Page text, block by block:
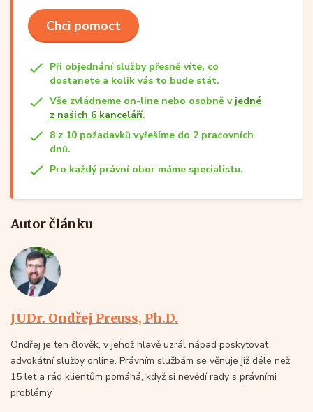
Chci pomoct
Při objednání služby přesně víte, co
dostanete a kolik vás to bude stát.
Vše zvládneme on-line nebo osobně v jedné
z našich 6 kanceláří.
8 z 10 požadavků vyřešíme do 2 pracovních
dnů.
Pro každý právní obor máme specialistu.
Autor článku
JUDr. Ondřej Preuss, Ph.D.
Ondřej je ten člověk, v jehož hlavě uzrál nápad poskytovat
advokátní služby online. Právním službám se věnuje již déle než
15 let a rád klientům pomáhá, když si nevědí rady s právními
problémy.